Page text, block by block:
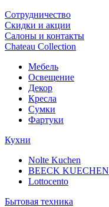
Сотрудничество
Скидки и акции
Салоны и контакты
Chateau Collection
Мебель
Освещение
Декор
Кресла
Сумки
Фартуки
Кухни
Nolte Kuchen
BEECK KUECHEN
Lottocento
Бытовая техника